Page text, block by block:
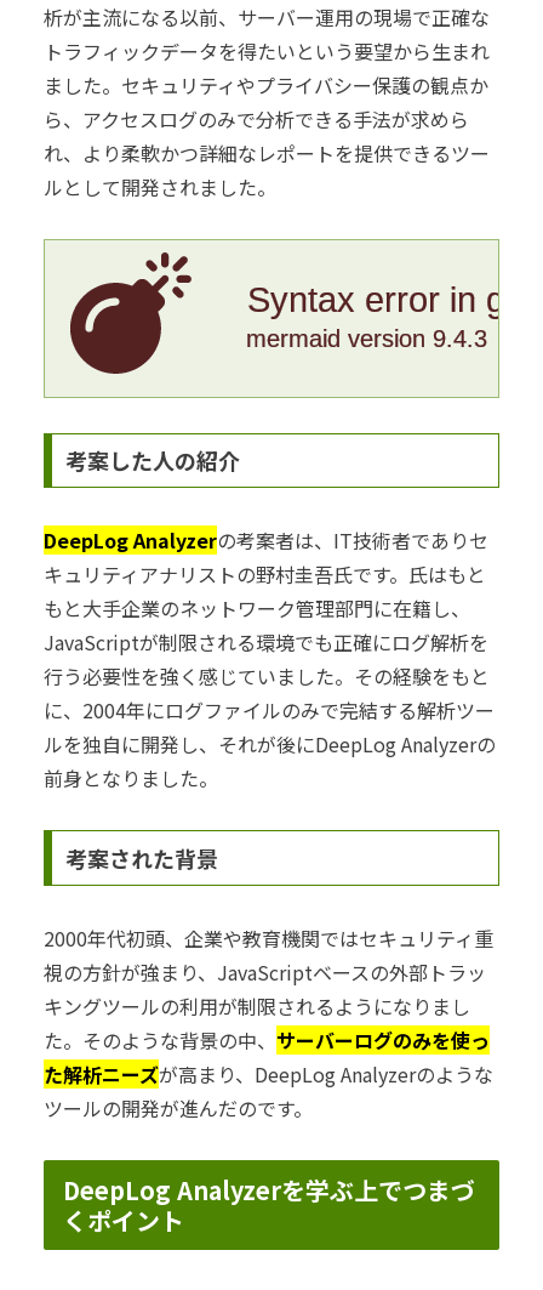
析が主流になる以前、サーバー運用の現場で正確な
トラフィックデータを得たいという要望から生まれ
ました。セキュリティやプライバシー保護の観点か
ら、アクセスログのみで分析できる手法が求めら
れ、より柔軟かつ詳細なレポートを提供できるツー
ルとして開発されました。
Syntax error in
mermaid version 9.4.3
考案した人の紹介
DeepLog Analyzerの考案者は、IT技術者でありセ
キュリティアナリストの野村圭吾氏です。氏はもと
もと大手企業のネットワーク管理部門に在籍し、
JavaScriptが制限される環境でも正確にログ解析を
行う必要性を強く感じていました。その経験をもと
に、2004年にログファイルのみで完結する解析ツー
ルを独自に開発し、それが後にDeepLog Analyzerの
前身となりました。
考案された背景
2000年代初頭、企業や教育機関ではセキュリティ重
視の方針が強まり、JavaScriptベースの外部トラッ
キングツールの利用が制限されるようになりまし
た。そのような背景の中、 サーバーログのみを使っ
た解析ニーズが高まり、DeepLog Analyzerのような
ツールの開発が進んだのです。
DeepLog Analyzerを学ぶ上でつまづ
くポイント